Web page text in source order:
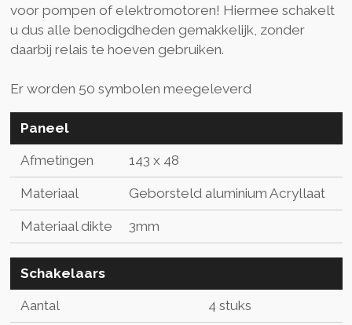
voor pompen of elektromotoren! Hiermee schakelt
u dus alle benodigdheden gemakkelijk, zonder
daarbij relais te hoeven gebruiken.
Er worden 50 symbolen meegeleverd
Paneel
Afmetingen 143 x 48
Materiaal Geborsteld aluminium Acryllaat
Materiaal dikte 3mm
Schakelaars
Aantal 4 stuks